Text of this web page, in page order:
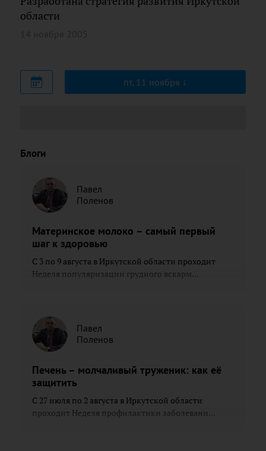
области
пт, 11 ноября
Блоги
Павел
Поленов
Материнское молоко – самый первый
шаг к здоровью
С 3 по 9 августа в Иркутской области проходит
Неделя популяризации грудного вскарм...
Павел
Поленов
Печень – молчаливый труженик: как её
защитить
С 27 июля по 2 августа в Иркутской области
проходит Неделя профилактики заболевани...